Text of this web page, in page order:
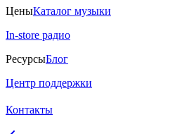
ЦеныКаталог музыки
In-store радио
РесурсыБлог
Центр поддержки
Контакты